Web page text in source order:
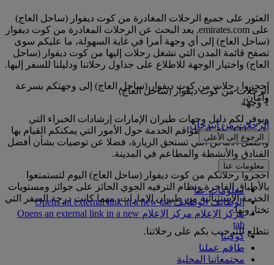
العثور على جميع الرحلات المغادرة من كوت ديفوار (ساحل العاج)
على emirates.com. يعد البحث عن الرحلات المغادرة من كوت ديفوار
(ساحل العاج) إلى أي وجهة أمرا في غاية السهولة، ما عليكم سوى
تصفح قائمة المدن التي نشغل رحلات إليها من كوت ديفوار (ساحل
العاج) واختيار الوجهة للاطلاع على جداول رحلاتنا ودليلنا للسفر إليها.
احجزوا رحلات من كوت ديفوار (ساحل العاج) إلى وجهتكم بسرعة
وأمان،
ويوفر لكم دليل وجهات طيران الإمارات إرشادات الخبراء التي
يقدمها لكم أفراد طواقم الخدمة حول الأمور التي يمكنكم القيام بها
وأفضل الأماكن التي تستحق الزيارة، فضلا عن توصيات بشأن أفضل
الفنادق والأنشطة والمطاعم في المدينة.
احجزوا رحلاتكم من كوت ديفوار (ساحل العاج) اليوم لتستمتعوا
بالأطباق الفاخرة ونظام الترفيه الجوي الحائز على جوائز ومستويات
الخدمة الاستثنائية من طيران الإمارات، مهما كانت درجة السفر التي
تختارونها.
نتطلع للترحيب بكم على رحلاتنا.
الرحلات من كوت ديفوار (ساحل العاج)
1 وجهة
الرحلات من أبيدجان
الرجوع إلى الأعلى
معلومات عنا
معلومات عنا
الوظائفالوظائف Opens an external link in a new tab
مركز الإعلام
مركز الإعلام Opens an external link in a new
tab
كوكبنا
طاقم عملنا
مجتمعاتنا المحلية